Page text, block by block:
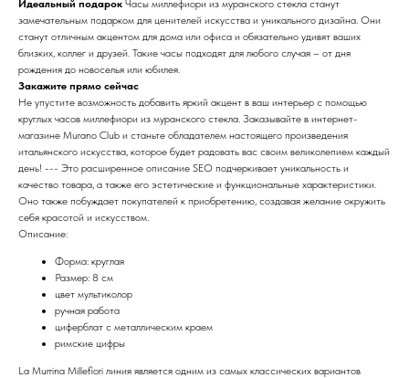
Идеальный подарок Часы миллефиори из муранского стекла станут
замечательным подарком для ценителей искусства и уникального дизайна. Они
станут отличным акцентом для дома или офиса и обязательно удивят ваших
близких, коллег и друзей. Такие часы подходят для любого случая – от дня
рождения до новоселья или юбилея.
Закажите прямо сейчас
Не упустите возможность добавить яркий акцент в ваш интерьер с помощью
круглых часов миллефиори из муранского стекла. Заказывайте в интернет-
магазине Murano Club и станьте обладателем настоящего произведения
итальянского искусства, которое будет радовать вас своим великолепием каждый
день! --- Это расширенное описание SEO подчеркивает уникальность и
качество товара, а также его эстетические и функциональные характеристики.
Оно также побуждает покупателей к приобретению, создавая желание окружить
себя красотой и искусством.
Описание:
Форма: круглая
Размер: 8 см
цвет мультиколор
ручная работа
циферблат с металлическим краем
римские цифры
La Murrina Millefiori линия является одним из самых классических вариантов